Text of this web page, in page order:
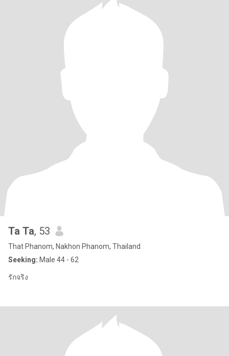
Ta Ta, 53
That Phanom, Nakhon Phanom, Thailand
Seeking: Male 44 - 62
รักจริง